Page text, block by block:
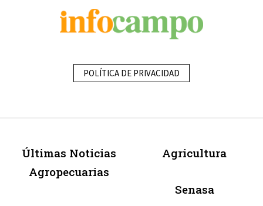
POLÍTICA DE PRIVACIDAD
Últimas Noticias
Agropecuarias
Agricultura
Senasa